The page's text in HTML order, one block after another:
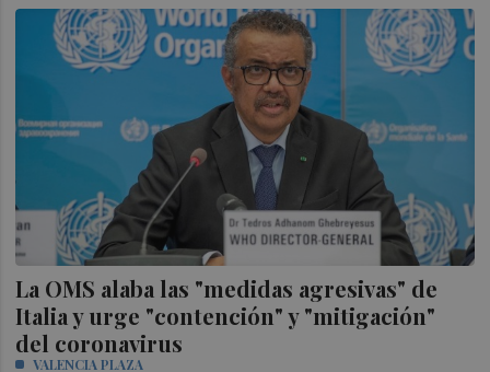
La OMS alaba las "medidas agresivas" de
Italia y urge "contención" y "mitigación"
del coronavirus
VALENCIA PLAZA